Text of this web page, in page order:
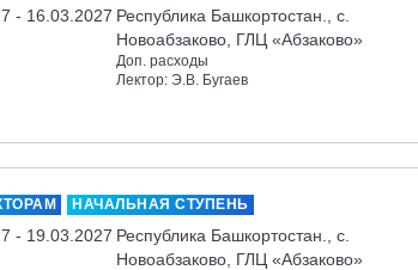
- 16.03.2027 Республика Башкортостан., с.
Новоабзаково, ГЛЦ «Абзаково»
Доп. расходы
Лектор: Э.В. Бугаев
НАЧАЛЬНАЯ СТУПЕНЬ
- 19.03.2027 Республика Башкортостан., с.
Новоабзаково, ГЛЦ «Абзаково»